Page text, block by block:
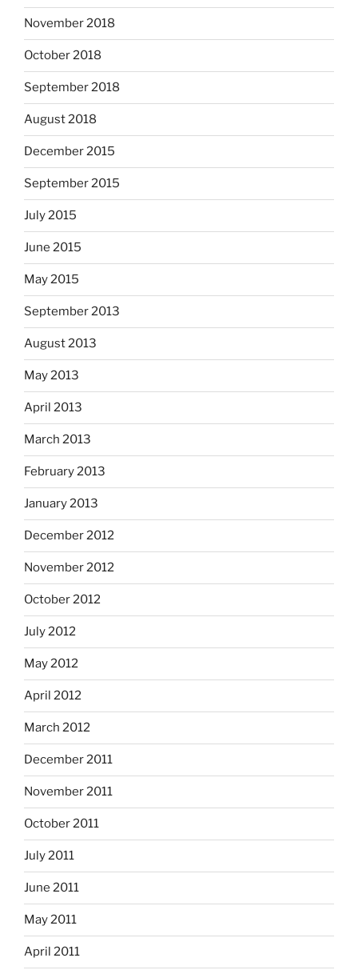
November 2018
October 2018
September 2018
August 2018
December 2015
September 2015
July 2015
June 2015
May 2015
September 2013
August 2013
May 2013
April 2013
March 2013
February 2013
January 2013
December 2012
November 2012
October 2012
July 2012
May 2012
April 2012
March 2012
December 2011
November 2011
October 2011
July 2011
June 2011
May 2011
April 2011